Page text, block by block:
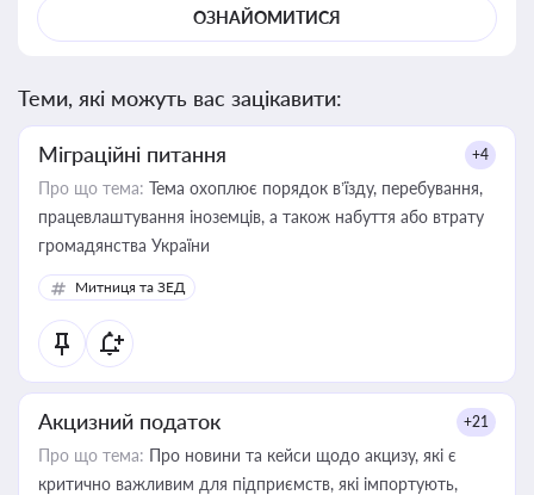
ОЗНАЙОМИТИСЯ
Теми, які можуть вас зацікавити:
Міграційні питання +4
Про що тема: Тема охоплює порядок в’їзду, перебування,
працевлаштування іноземців, а також набуття або втрату
громадянства України
Митниця та ЗЕД
Акцизний податок +21
Про що тема: Про новини та кейси щодо акцизу, які є
критично важливим для підприємств, які імпортують,